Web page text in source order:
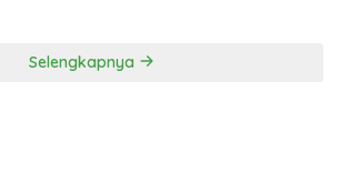
Selengkapnya